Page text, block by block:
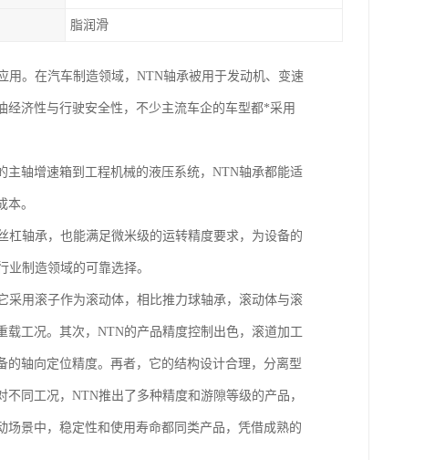
脂润滑
用。在汽车制造领域，NTN轴承被用于发动机、变速
济性与行驶安全性，不少主流车企的车型都*采用
轴增速箱到工程机械的液压系统，NTN轴承都能适
。
轴承，也能满足微米级的运转精度要求，为设备的
制造领域的可靠选择。
用滚子作为滚动体，相比推力球轴承，滚动体与滚
工况。其次，NTN的产品精度控制出色，滚道加工
轴向定位精度。再者，它的结构设计合理，分离型
同工况，NTN推出了多种精度和游隙等级的产品，
景中，稳定性和使用寿命都同类产品，凭借成熟的